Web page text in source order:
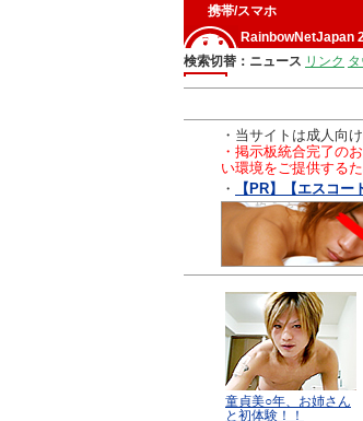
携帯/スマホ
RainbowNetJapan
・当サイトは成人向
・掲示板統合完了の
い環境をご提供する
・
【PR】【エスコ